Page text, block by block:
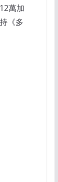
萬加
《多